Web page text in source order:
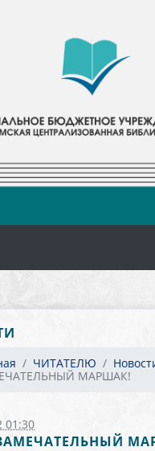
ЧИТАТЕЛЮ
МАРШАК!
01:30